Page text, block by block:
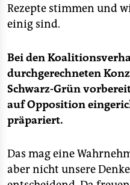
Rezepte stimmen und
einig sind.
Bei den
durchgerechneten
Schwarz-Grün
auf Opposition
präpariert.
Das mag eine
aber nicht unsere